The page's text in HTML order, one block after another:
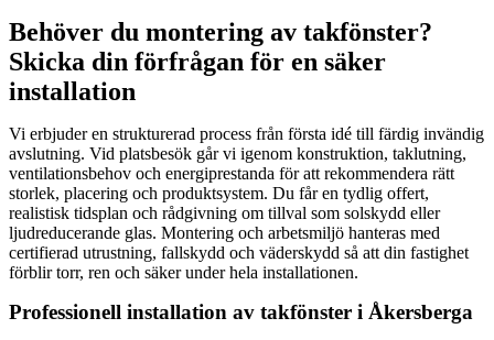
Behöver du montering av takfönster?
Skicka din förfrågan för en säker
installation
Vi erbjuder en strukturerad process från första idé till färdig invändig
avslutning. Vid platsbesök går vi igenom konstruktion, taklutning,
ventilationsbehov och energiprestanda för att rekommendera rätt
storlek, placering och produktsystem. Du får en tydlig offert,
realistisk tidsplan och rådgivning om tillval som solskydd eller
ljudreducerande glas. Montering och arbetsmiljö hanteras med
certifierad utrustning, fallskydd och väderskydd så att din fastighet
förblir torr, ren och säker under hela installationen.
Professionell installation av takfönster i Åkersberga